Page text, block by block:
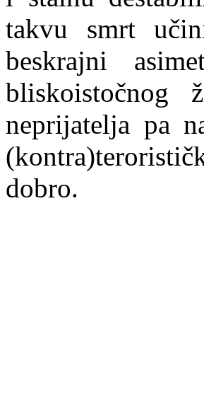
takvu smrt
beskrajni
bliskoistočnog
neprijatelja pa
dobro.